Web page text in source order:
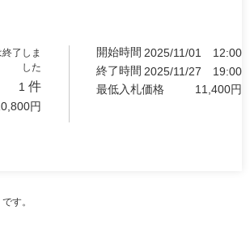
了しま
した
1 件
円
開始時間 2025/11/01
12:00
終了時間 2025/11/27
19:00
最低入札価格
11,400円
す。